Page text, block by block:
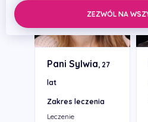
Pani Sylwia, 27
lat
Zakres leczenia
Leczenie
ZEZWÓL NA